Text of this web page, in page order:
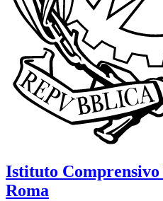
Istituto Comprensivo
Roma